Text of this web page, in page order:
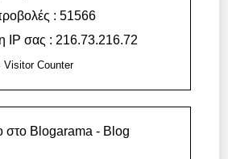
: 51566
IP σας : 216.73.216.72
Visitor Counter
στο Blogarama - Blog